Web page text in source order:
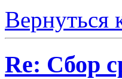
Вернуться
Re: Сбор